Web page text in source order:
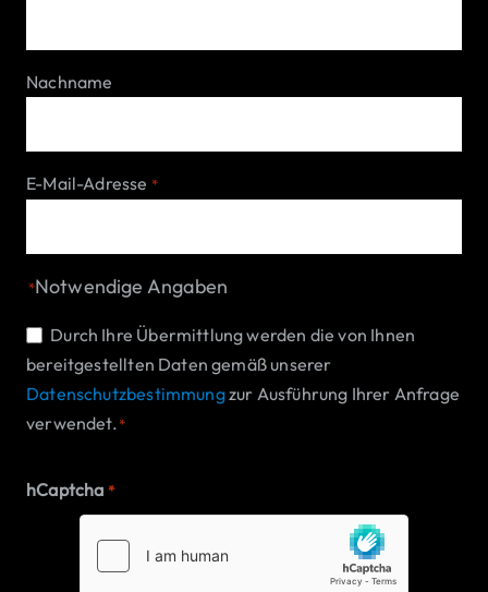
Nachname
E-Mail-Adresse *
*Notwendige Angaben
Einwilligung
*
Durch Ihre Übermittlung werden die von Ihnen
bereitgestellten Daten gemäß unserer
Datenschutzbestimmungzur Ausführung Ihrer Anfrage
verwendet.*
hCaptcha *